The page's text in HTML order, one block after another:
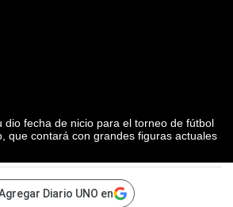
dio fecha de nicio para el torneo de fútbol
que contará con grandes figuras actuales
Diario UNO en